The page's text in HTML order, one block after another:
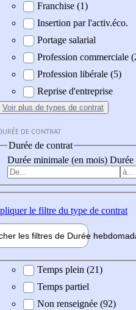
Franchise (1)
Insertion par l'activ.éco.
Portage salarial
Profession commerciale
Profession libérale (5)
Reprise d'entreprise
Voir plus de types de contrat
DE CONTRAT
Durée de contrat
Durée minimale (en mois) Durée
le filtre du type de contrat
les filtres de Durée hebdo
Durée hebdomadaire
Temps plein (21)
Temps partiel
Non renseignée (92)